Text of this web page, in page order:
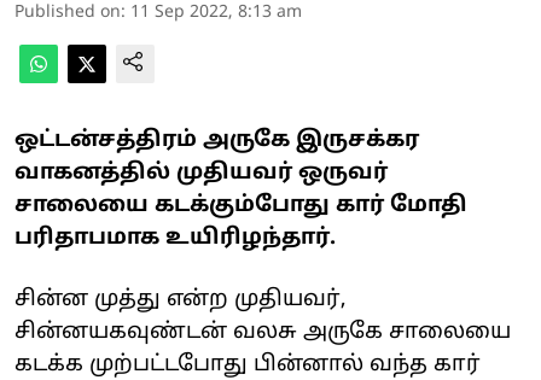
Published on: 11 Sep 2022, 8:13 am
ஒட்டன்சத்திரம் அருகே இருசக்கர
வாகனத்தில் முதியவர் ஒருவர்
சாலையை கடக்கும்போது கார் மோதி
பரிதாபமாக உயிரிழந்தார்.
சின்ன முத்து என்ற முதியவர்,
சின்னயகவுண்டன் வலசு அருகே சாலையை
கடக்க முற்பட்டபோது பின்னால் வந்த கார்